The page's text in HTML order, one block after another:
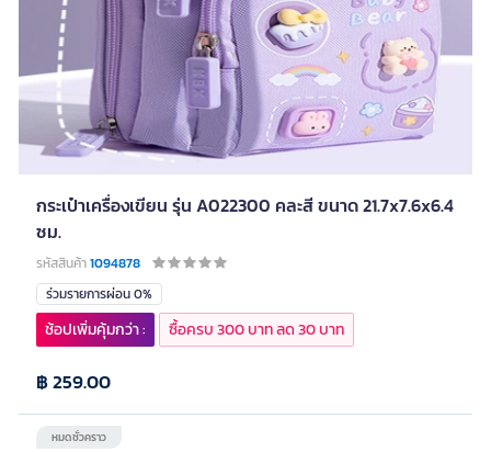
กระเป๋าเครื่องเขียน รุ่น A022300 คละสี ขนาด 21.7x7.6x6.4
ซม.
รหัสสินค้า1094878
ร่วมรายการผ่อน 0%
หมดชั่วคราว
฿ 259.00
ช้อปเพิ่มคุ้มกว่า : ซื้อครบ 300 บาท ลด 30 บาท